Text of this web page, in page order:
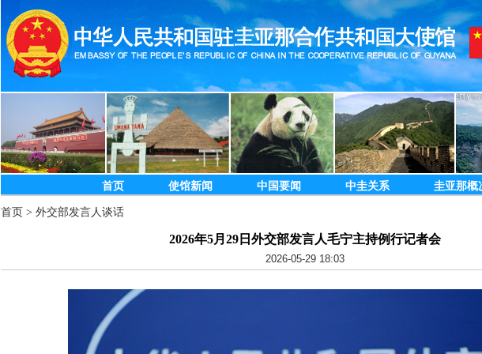
首页 使馆新闻 中国要闻 中圭关系 圭亚那概
首页 > 外交部发言人谈话
2026年5月29日外交部发言人毛宁主持例行记者会
2026-05-29 18:03